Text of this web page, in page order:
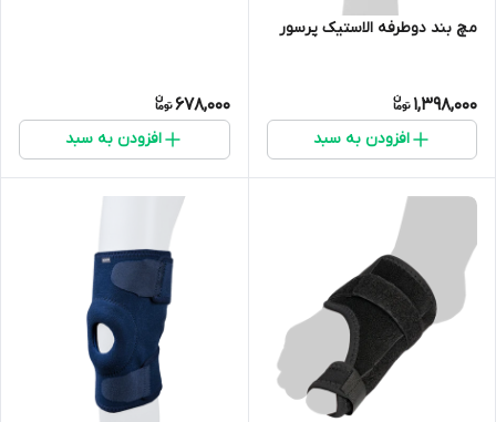
مچ بند دوطرفه الاستیک پرسور
1,398,000
افزودن به سبد
678,000
افزودن به سبد